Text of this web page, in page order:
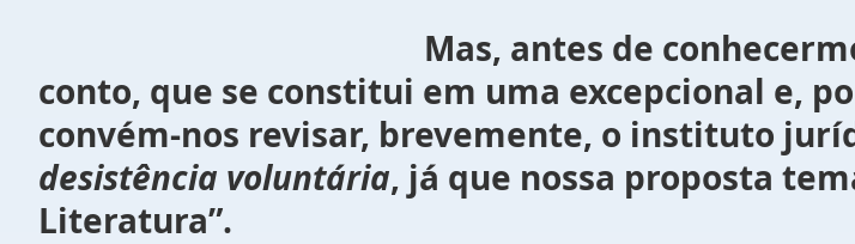
Mas, antes de conhecermos e de
conto, que se constitui em uma excepcional e,
convém-nos revisar, brevemente, o instituto
desistência voluntária, já que nossa proposta
Literatura”.